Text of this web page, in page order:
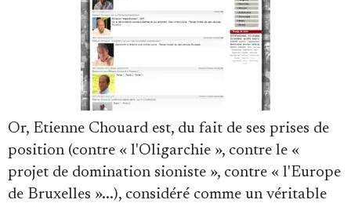
Or, Etienne Chouard est, du fait de ses prises de
position (contre « l'Oligarchie », contre le «
projet de domination sioniste », contre « l'Europe
de Bruxelles »...), considéré comme un véritable